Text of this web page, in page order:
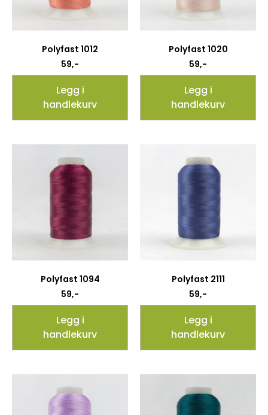
Polyfast 1012
59,-
Legg i
handlekurv
Polyfast 1020
59,-
Legg i
handlekurv
Polyfast 1094
59,-
Legg i
handlekurv
Polyfast 2111
59,-
Legg i
handlekurv